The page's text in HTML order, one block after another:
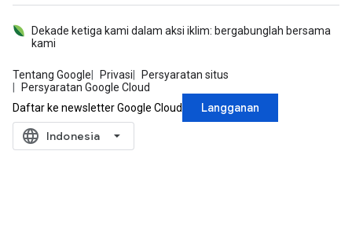
Tentang Google Privasi
Persyaratan situs
Persyaratan Google Cloud
Dekade ketiga kami dalam aksi iklim: bergabunglah bersama
kami
Daftar ke newsletter Google Cloud Langganan
language ‪Indonesia‬